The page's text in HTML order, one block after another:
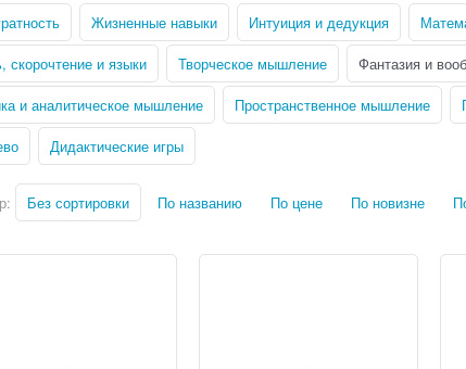
Жизненные навыки Интуиция и дедукция
скорочтение и языки
Творческое мышление Фантазия и
и аналитическое мышление
Пространственное мышление
Дидактические игры
Без сортировки По названию По цене По новизне